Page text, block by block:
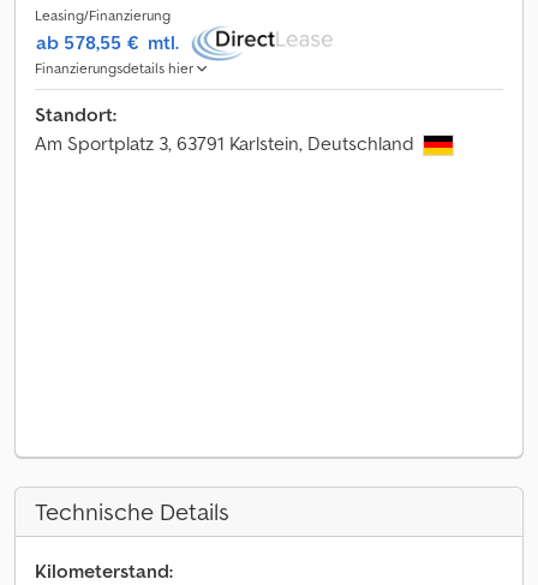
Leasing/Finanzierung
ab 578,55 € mtl.
Finanzierungsdetails hier
Standort:
Am Sportplatz 3, 63791 Karlstein, Deutschland
Technische Details
Kilometerstand: